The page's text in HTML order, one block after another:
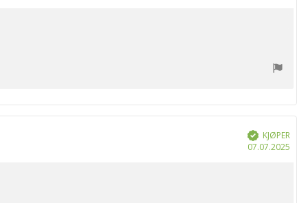
Verifisert
KJØPER
07.07.2025